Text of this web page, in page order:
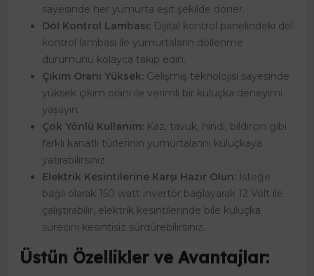
sayesinde her yumurta eşit şekilde döner.
Döl Kontrol Lambası: Dijital kontrol panelindeki döl
kontrol lambası ile yumurtaların döllenme
durumunu kolayca takip edin.
Çıkım Oranı Yüksek: Gelişmiş teknolojisi sayesinde
yüksek çıkım oranı ile verimli bir kuluçka deneyimi
yaşayın.
Çok Yönlü Kullanım: Kaz, tavuk, hindi, bıldırcın gibi
farklı kanatlı türlerinin yumurtalarını kuluçkaya
yatırabilirsiniz.
Elektrik Kesintilerine Karşı Hazır Olun: İsteğe
bağlı olarak 150 watt invertör bağlayarak 12 Volt ile
çalıştırabilir, elektrik kesintilerinde bile kuluçka
sürecini kesintisiz sürdürebilirsiniz.
Üstün Özellikler ve Avantajlar: